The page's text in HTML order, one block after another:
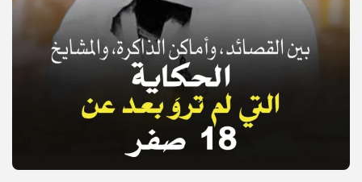
© Copyright 2025, APS